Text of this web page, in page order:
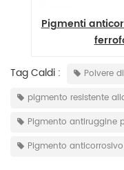
Pigmenti
Tag Caldi :
Polvere
pigmento resistente
Pigmento antiruggine
Pigmento anticorrosivo